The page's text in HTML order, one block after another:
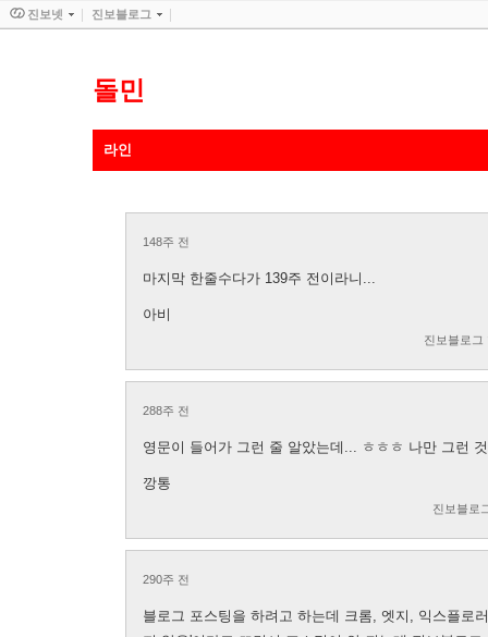
돌민
라인
148주 전
마지막 한줄수다가 139주 전이라니...
아비
진보블로그
288주 전
영문이 들어가 그런 줄 알았는데... ㅎㅎㅎ 나만 그런
깡통
진보블로
290주 전
블로그 포스팅을 하려고 하는데 크롬, 엣지, 익스플로
진보넷 진보블로그